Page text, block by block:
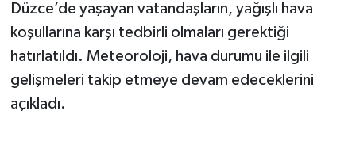
Düzce’de yaşayan vatandaşların, yağışlı hava
koşullarına karşı tedbirli olmaları gerektiği
hatırlatıldı. Meteoroloji, hava durumu ile ilgili
gelişmeleri takip etmeye devam edeceklerini
açıkladı.